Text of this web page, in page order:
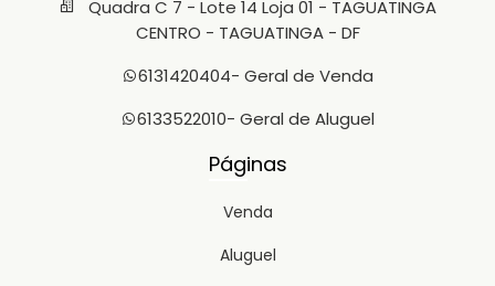
Quadra C 7 - Lote 14 Loja 01 - TAGUATINGA
CENTRO - TAGUATINGA - DF
6131420404- Geral de Venda
6133522010- Geral de Aluguel
Páginas
Venda
Aluguel